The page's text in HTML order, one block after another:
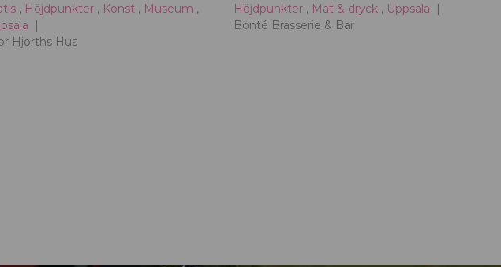
, Höjdpunkter , Konst , Museum ,
Hjorths Hus
Höjdpunkter , Mat & dryck , Uppsala
Bonté Brasserie & Bar